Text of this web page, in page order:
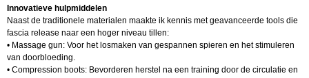
Innovatieve hulpmiddelen
Naast de traditionele materialen maakte ik kennis met geavanceerde tools die
fascia release naar een hoger niveau tillen:
• Massage gun: Voor het losmaken van gespannen spieren en het stimuleren
van doorbloeding.
• Compression boots: Bevorderen herstel na een training door de circulatie en